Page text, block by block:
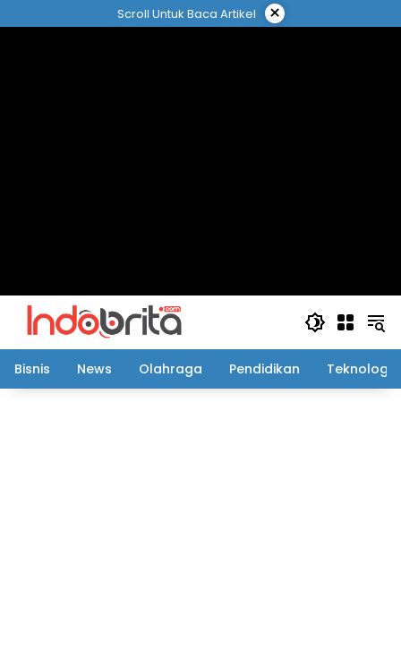
ke
Scroll Untuk Baca Artikel ×
Bisnis News Olahraga Pendidikan Teknologi